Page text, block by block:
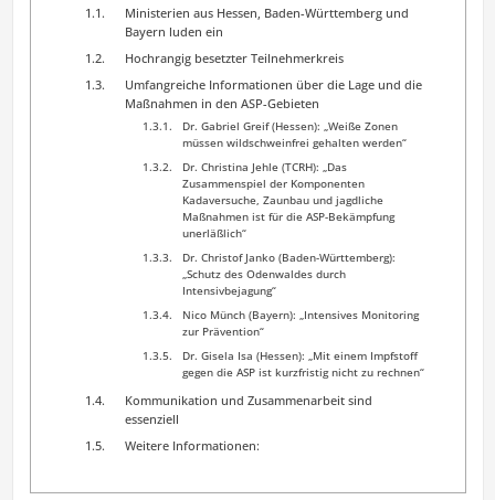
Ministerien aus Hessen, Baden-Württemberg und
Bayern luden ein
Hochrangig besetzter Teilnehmerkreis
Umfangreiche Informationen über die Lage und die
Maßnahmen in den ASP-Gebieten
Dr. Gabriel Greif (Hessen): „Weiße Zonen
müssen wildschweinfrei gehalten werden“
Dr. Christina Jehle (TCRH): „Das
Zusammenspiel der Komponenten
Kadaversuche, Zaunbau und jagdliche
Maßnahmen ist für die ASP-Bekämpfung
unerläßlich“
Dr. Christof Janko (Baden-Württemberg):
„Schutz des Odenwaldes durch
Intensivbejagung“
Nico Münch (Bayern): „Intensives Monitoring
zur Prävention“
Dr. Gisela Isa (Hessen): „Mit einem Impfstoff
gegen die ASP ist kurzfristig nicht zu rechnen“
Kommunikation und Zusammenarbeit sind
essenziell
Weitere Informationen: